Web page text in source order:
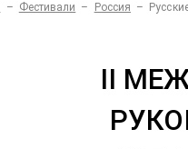
– Фестивали – Россия –
II